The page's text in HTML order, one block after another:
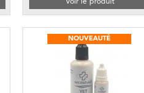
NOUVEAUTÉ